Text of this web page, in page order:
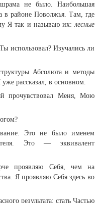
не было. Наибольшая
в районе Поволжья. Там, где
Я так и называю их:лесные
использовал? Изучались ли
Абсолюта и методы
рассказал, в основном.
прочувствовал Меня, Мою
Это не было именем
Это — эквивалент
проявляю Себя, чем на
Я проявляю Себя здесь во
результата: стать Частью